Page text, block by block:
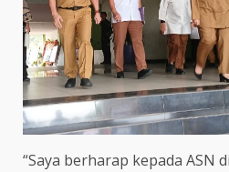
“Saya berharap kepada ASN